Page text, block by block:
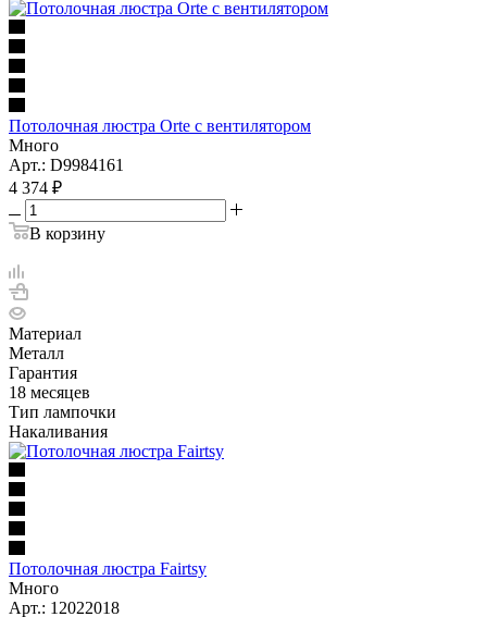
Потолочная люстра Orte с вентилятором
Много
Арт.: D9984161
4 374 ₽
В корзину
Материал
Металл
Гарантия
18 месяцев
Тип лампочки
Накаливания
Потолочная люстра Fairtsy
Много
Арт.: 12022018